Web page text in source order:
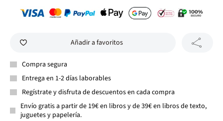
Añadir a favoritos
Compra segura
Entrega en 1-2 días laborables
Regístrate y disfruta de descuentos en cada compra
Envío gratis a partir de 19€ en libros y de 39€ en libros de texto,
juguetes y papelería.